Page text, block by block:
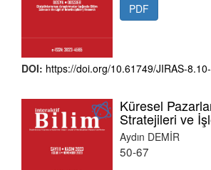
PDF
DOI: https://doi.org/10.61749/JIRAS-
Küresel
Stratejileri ve
Aydın DEMİR
50-67